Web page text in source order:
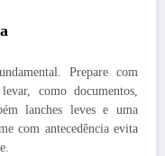
Prepare com
como documentos,
lanches leves e uma
com antecedência evita